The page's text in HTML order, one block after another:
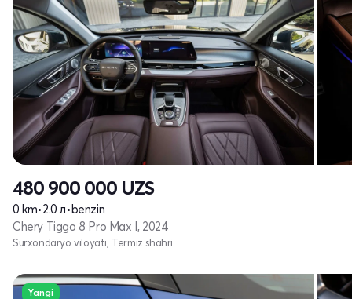
480 900 000 UZS
0 km•2.0 л•benzin
Chery Tiggo 8 Pro Max I, 2024
Surxondaryo viloyati, Termiz shahri
Yangi